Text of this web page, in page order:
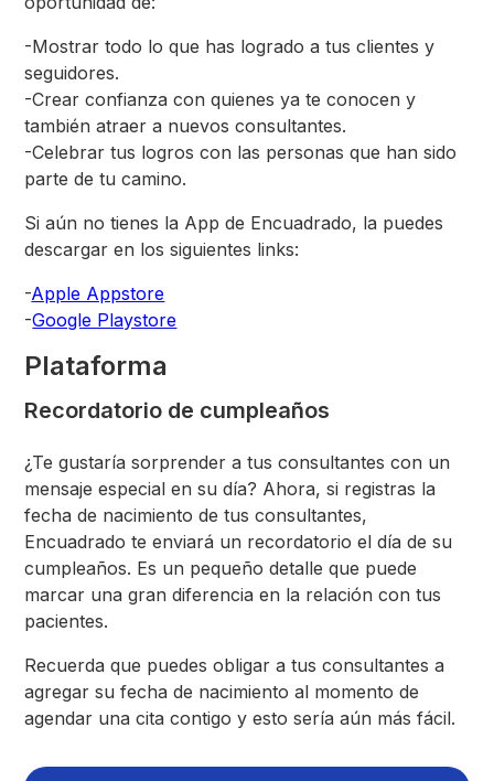
-Mostrar todo lo que has logrado a tus clientes y
seguidores.
-Crear confianza con quienes ya te conocen y
también atraer a nuevos consultantes.
-Celebrar tus logros con las personas que han sido
parte de tu camino.
Si aún no tienes la App de Encuadrado, la puedes
descargar en los siguientes links:
-Apple Appstore
-Google Playstore
Plataforma
Recordatorio de cumpleaños
¿Te gustaría sorprender a tus consultantes con un
mensaje especial en su día? Ahora, si registras la
fecha de nacimiento de tus consultantes,
Encuadrado te enviará un recordatorio el día de su
cumpleaños. Es un pequeño detalle que puede
marcar una gran diferencia en la relación con tus
pacientes.
Recuerda que puedes obligar a tus consultantes a
agregar su fecha de nacimiento al momento de
agendar una cita contigo y esto sería aún más fácil.